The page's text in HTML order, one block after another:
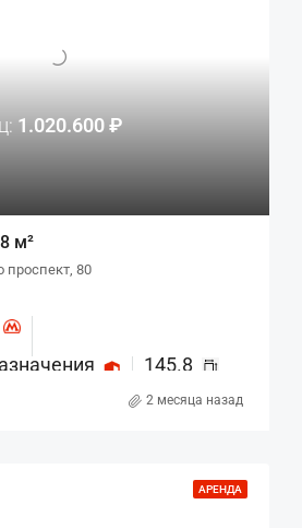
1.020.600 ₽
м²
проспект, 80
145.8
2 месяца назад
АРЕНДА